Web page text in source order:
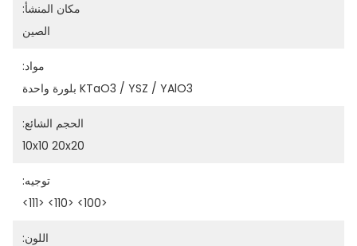
مكان المنشأ:
الصين
مواد:
KTaO3 / YSZ / YAlO3 بلورة واحدة
الحجم الشائع:
10x10 20x20
توجيه:
<100> <110> <111>
اللون: